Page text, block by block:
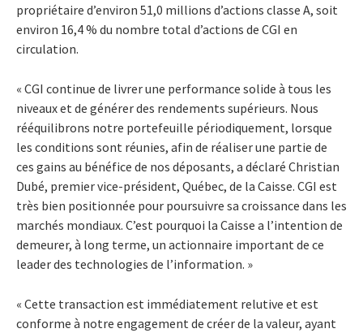
propriétaire d’environ 51,0 millions d’actions classe A, soit
environ 16,4 % du nombre total d’actions de CGI en
circulation.
« CGI continue de livrer une performance solide à tous les
niveaux et de générer des rendements supérieurs. Nous
rééquilibrons notre portefeuille périodiquement, lorsque
les conditions sont réunies, afin de réaliser une partie de
ces gains au bénéfice de nos déposants, a déclaré Christian
Dubé, premier vice-président, Québec, de la Caisse. CGI est
très bien positionnée pour poursuivre sa croissance dans les
marchés mondiaux. C’est pourquoi la Caisse a l’intention de
demeurer, à long terme, un actionnaire important de ce
leader des technologies de l’information. »
« Cette transaction est immédiatement relutive et est
conforme à notre engagement de créer de la valeur, ayant